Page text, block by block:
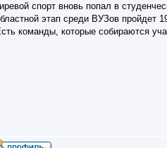
спорт вновь попал в
этап среди ВУЗов пройдет
команды, которые собираются